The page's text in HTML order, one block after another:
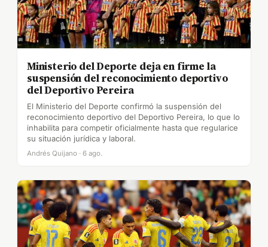
Ministerio del Deporte deja en firme la
suspensión del reconocimiento deportivo
del Deportivo Pereira
El Ministerio del Deporte confirmó la suspensión del
reconocimiento deportivo del Deportivo Pereira, lo que lo
inhabilita para competir oficialmente hasta que regularice
su situación jurídica y laboral.
Andrés Quijano · 6 ago.